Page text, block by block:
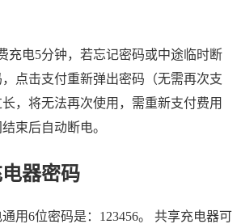
充电5分钟，若忘记密码或中途临时断
点击支付重新弹出密码（无需再次支
，将无法再次使用，需重新支付费用
束后自动断电。
器密码
用6位密码是：123456。 共享充电器可